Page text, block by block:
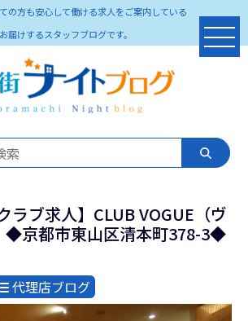
の方も安心して働ける求人をご案内している
届けするスタッフブログです。
ラブ求人】CLUB VOGUE（ヴ
◆京都市東山区清本町378-3◆
代理店ブログ